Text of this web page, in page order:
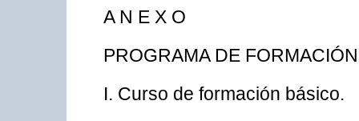
A N E X O
PROGRAMA DE
I. Curso de formación básico.